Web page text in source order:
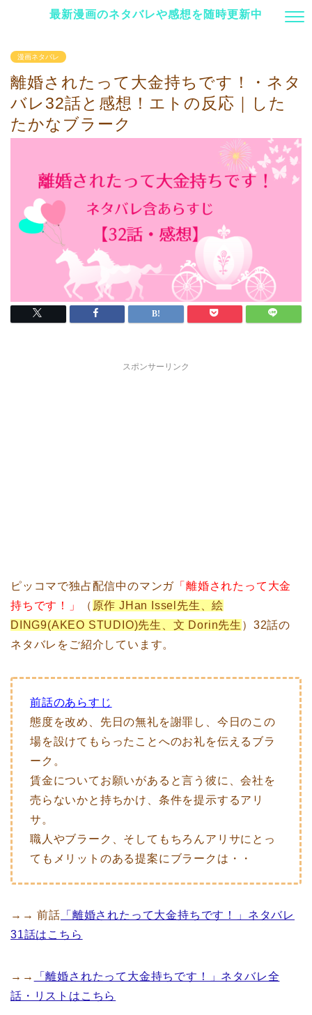
最新漫画のネタバレや感想を随時更新中
漫画ネタバレ
離婚されたって大金持ちです！・ネタ
バレ32話と感想！エトの反応｜した
たかなブラーク
スポンサーリンク
ピッコマで独占配信中のマンガ 「離婚されたって大金
持ちです！」
（ 原作 JHan Issel先生、絵
DING9(AKEO STUDIO)先生、文 Dorin先生 ）32話の
ネタバレをご紹介しています。
前話のあらすじ
態度を改め、先日の無礼を謝罪し、今日のこの
場を設けてもらったことへのお礼を伝えるブラ
ーク。
賃金についてお願いがあると言う彼に、会社を
売らないかと持ちかけ、条件を提示するアリ
サ。
職人やブラーク、そしてもちろんアリサにとっ
てもメリットのある提案にブラークは・・
→→ 前話 「離婚されたって大金持ちです！」ネタバレ
31話はこちら
→→
「離婚されたって大金持ちです！」ネタバレ全
話・リストはこちら